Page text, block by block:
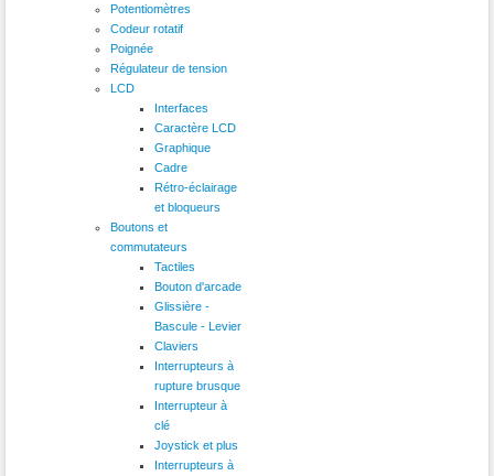
Potentiomètres
Codeur rotatif
Poignée
Régulateur de tension
LCD
Interfaces
Caractère LCD
Graphique
Cadre
Rétro-éclairage
et bloqueurs
Boutons et
commutateurs
Tactiles
Bouton d'arcade
Glissière -
Bascule - Levier
Claviers
Interrupteurs à
rupture brusque
Interrupteur à
clé
Joystick et plus
Interrupteurs à